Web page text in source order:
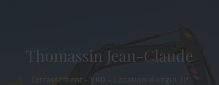
Thomassin Jean-Claude
Terrassement - VRD - Location d'engin TP